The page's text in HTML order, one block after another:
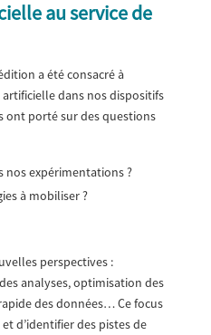
au service de
a été consacré à
dans nos dispositifs
ont porté sur des questions
nos expérimentations ?
à mobiliser ?
perspectives :
analyses, optimisation des
des données… Ce focus
d’identifier des pistes de